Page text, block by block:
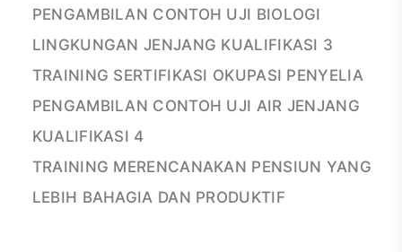
PENGAMBILAN CONTOH UJI BIOLOGI
LINGKUNGAN JENJANG KUALIFIKASI 3
TRAINING SERTIFIKASI OKUPASI PENYELIA
PENGAMBILAN CONTOH UJI AIR JENJANG
KUALIFIKASI 4
TRAINING MERENCANAKAN PENSIUN YANG
LEBIH BAHAGIA DAN PRODUKTIF